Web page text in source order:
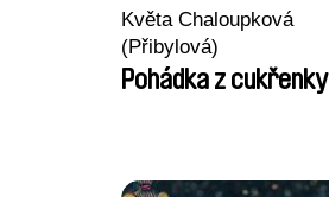
Květa Chaloupková
(Přibylová)
Pohádka z cukřenky